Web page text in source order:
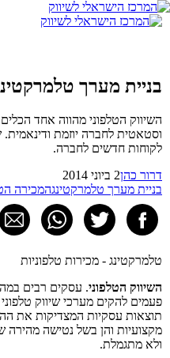
בניית מערך
השיווק הטלפוני מהווה אחד
וסטאטית לחברה יוזמת
לקוחות חדשים לחברה.
דרור כהן2 ביוני 2014
בניית מערך טלמרקטינגהמכירה
טלמרקטינג - מכירות טלפוניות
השיווק הטלפוני. עסקים רבים
פעמים להקים מערכי שיווק
תוצאות עסקיות המצדיקות את
מקצועיות והן בשל נטישה
ולא מתגמלת.